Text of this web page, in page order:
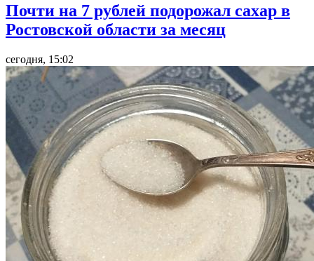
Почти на 7 рублей подорожал сахар в
Ростовской области за месяц
сегодня, 15:02